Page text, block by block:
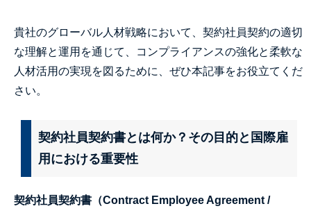
貴社のグローバル人材戦略において、契約社員契約の適切
な理解と運用を通じて、コンプライアンスの強化と柔軟な
人材活用の実現を図るために、ぜひ本記事をお役立てくだ
さい。
契約社員契約書とは何か？その目的と国際雇
用における重要性
契約社員契約書（Contract Employee Agreement /